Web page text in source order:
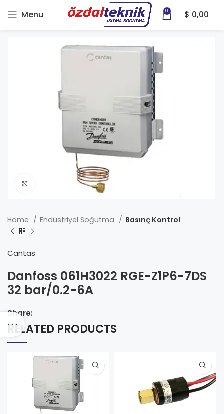
Menu 0 $ 0,00
Click to enlarge
Home Endüstriyel Soğutma Basınç Kontrol
Cantas
Danfoss 061H3022 RGE-Z1P6-7DS
32 bar/0.2-6A
Share:
RELATED PRODUCTS